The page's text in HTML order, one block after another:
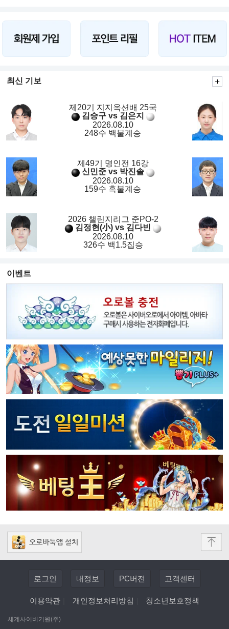
최신 기보
제20기 지지옥션배 25국
김승구 vs 김은지
2026.08.10
248수 백불계승
제49기 명인전 16강
신민준 vs 박진솔
2026.08.10
159수 흑불계승
2026 챌린지리그 준PO-2
김정현(小) vs 김다빈
2026.08.10
326수 백1.5집승
이벤트
로그인 내정보 PC버전 고객센터
이용약관 개인정보처리방침 청소년보호정책
세계사이버기원(주)